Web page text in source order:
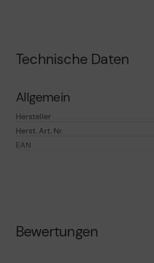
Technische Daten
Allgemein
Hersteller
Herst. Art. Nr.
EAN
Druckfarbe
Bewertungen